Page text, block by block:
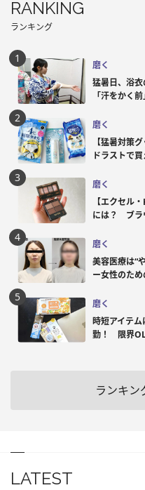
RANKING
ランキング
磨く
猛暑日、浴
「汗をかく
磨く
【猛暑対策
ドラストで
磨く
【エクセル
には？ ブラ
磨く
美容医療は“
ー女性のた
磨く
時短アイテ
勤！ 限界
ランキン
LATEST